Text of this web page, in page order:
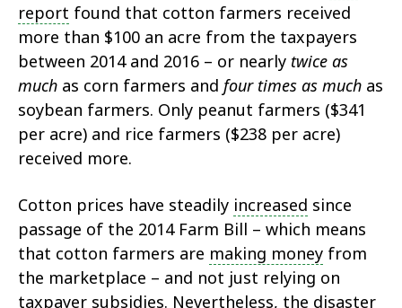
report found that cotton farmers received
more than $100 an acre from the taxpayers
between 2014 and 2016 – or nearly twice as
much as corn farmers and four times as much as
soybean farmers. Only peanut farmers ($341
per acre) and rice farmers ($238 per acre)
received more.
Cotton prices have steadily increased since
passage of the 2014 Farm Bill – which means
that cotton farmers are making money from
the marketplace – and not just relying on
taxpayer subsidies. Nevertheless, the disaster